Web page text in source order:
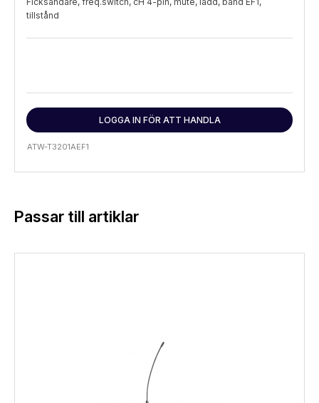
tillstånd
LOGGA IN FÖR ATT HANDLA
ATW-T3201AEF1
Passar till artiklar